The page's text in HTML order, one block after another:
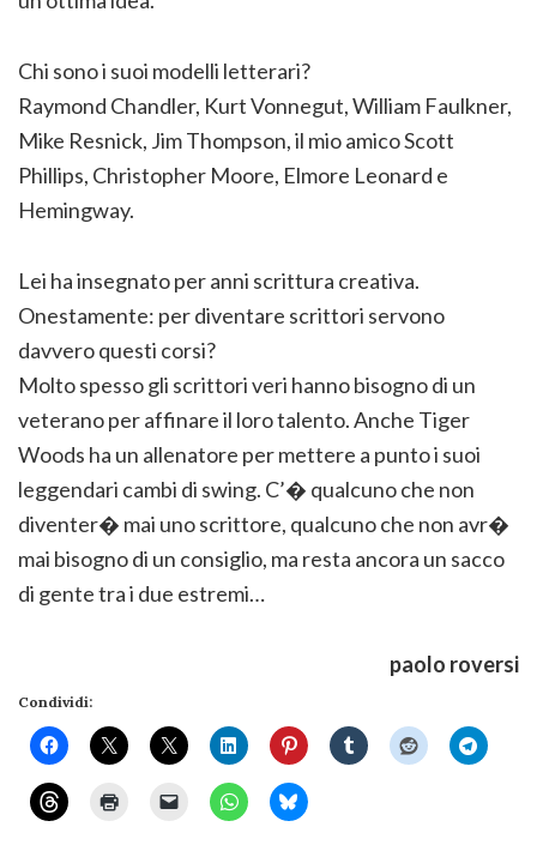
Chi sono i suoi modelli letterari?
Raymond Chandler, Kurt Vonnegut, William Faulkner,
Mike Resnick, Jim Thompson, il mio amico Scott
Phillips, Christopher Moore, Elmore Leonard e
Hemingway.
Lei ha insegnato per anni scrittura creativa.
Onestamente: per diventare scrittori servono
davvero questi corsi?
Molto spesso gli scrittori veri hanno bisogno di un
veterano per affinare il loro talento. Anche Tiger
Woods ha un allenatore per mettere a punto i suoi
leggendari cambi di swing. C’� qualcuno che non
diventer� mai uno scrittore, qualcuno che non avr�
mai bisogno di un consiglio, ma resta ancora un sacco
di gente tra i due estremi…
paolo roversi
Condividi: